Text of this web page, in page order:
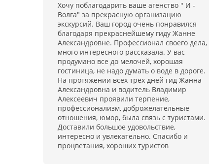
Хочу поблагодарить ваше агенство " И -
Волга" за прекрасную организацию
экскурсий. Ваш город очень понравился
благодаря прекраснейшему гиду Жанне
Александровне. Профессионал своего дела,
много интересного рассказала. У вас
продумано все до мелочей, хорошая
гостиница, не надо думать о воде в дороге.
На протяжении всех трёх дней гид Жанна
Александровна и водитель Владимир
Алексеевич проявили терпение,
профессионализм, доброжелательные
отношения, юмор, была связь с туристами.
Доставили большое удовольствие,
интересно и увлекательно. Спасибо и
процветания, хороших туристов